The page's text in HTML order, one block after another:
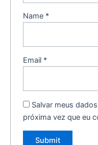
Name *
Email *
Salvar meus
próxima vez que eu